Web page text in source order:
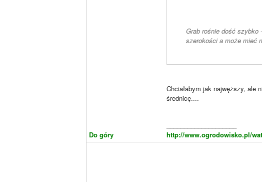
Do góry
Grab rośnie dość szybko
szerokości a może mieć
Chciałabym jak najwęższy, ale
średnicę....
http://www.ogrodowisko.pl/